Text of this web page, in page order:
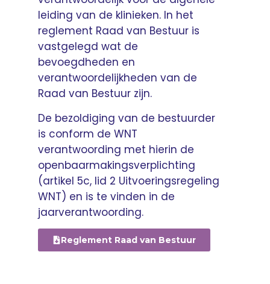
leiding van de klinieken. In het
reglement Raad van Bestuur is
vastgelegd wat de
bevoegdheden en
verantwoordelijkheden van de
Raad van Bestuur zijn.
De bezoldiging van de bestuurder
is conform de WNT
verantwoording met hierin de
openbaarmakingsverplichting
(artikel 5c, lid 2 Uitvoeringsregeling
WNT) en is te vinden in de
jaarverantwoording.
Reglement Raad van Bestuur